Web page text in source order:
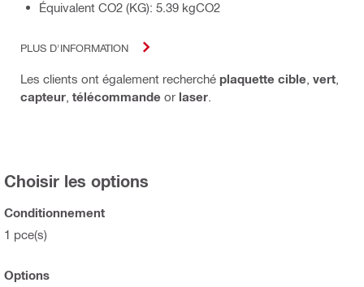
Équivalent CO2 (KG): 5.39 kgCO2
PLUS D'INFORMATION
Les clients ont également recherché plaquette cible vert
capteur télécommande or laser
Choisir les options
Conditionnement
1 pce(s)
Options